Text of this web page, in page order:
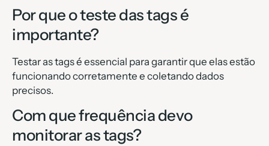
Por que o teste das tags é
importante?
Testar as tags é essencial para garantir que elas estão
funcionando corretamente e coletando dados
precisos.
Com que frequência devo
monitorar as tags?